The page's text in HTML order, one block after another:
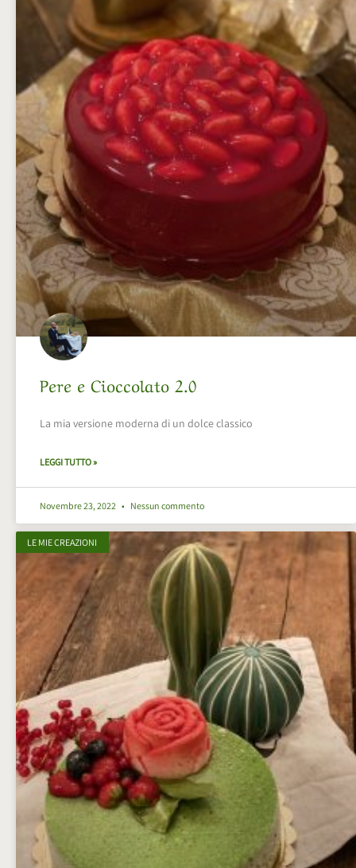
Pere e Cioccolato 2.0
La mia versione moderna di un dolce classico
LEGGI TUTTO »
Novembre 23, 2022 Nessun commento
LE MIE CREAZIONI